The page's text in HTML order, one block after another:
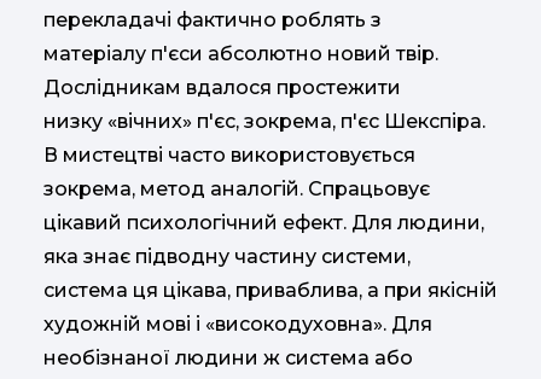
перекладачі фактично роблять з
матеріалу п'єси абсолютно новий твір.
Дослідникам вдалося простежити
низку «вічних» п'єс, зокрема, п'єс Шекспіра.
В мистецтві часто використовується
зокрема, метод аналогій. Спрацьовує
цікавий психологічний ефект. Для людини,
яка знає підводну частину системи,
система ця цікава, приваблива, а при якісній
художній мові і «високодуховна». Для
необізнаної людини ж система або